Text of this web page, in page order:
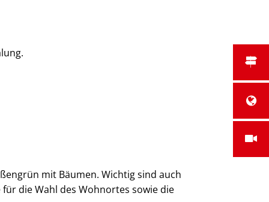
mit Bäumen. Wichtig sind auch
die Wahl des Wohnortes sowie die